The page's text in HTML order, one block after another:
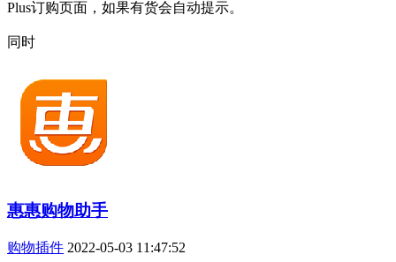
Plus订购页面，如果有货会自动提示。
同时
惠惠购物助手
购物插件 2022-05-03 11:47:52